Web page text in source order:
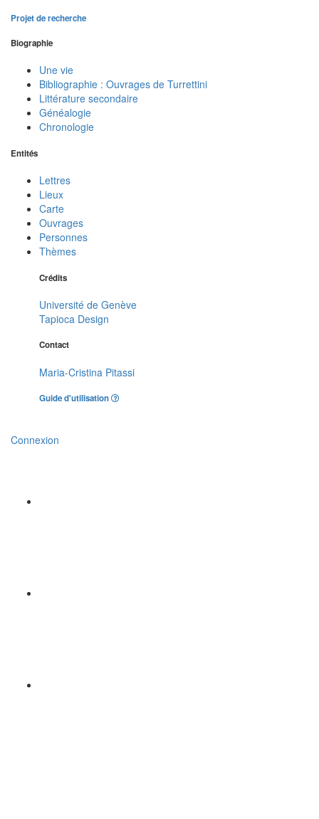
Projet de recherche
Biographie
Une vie
Bibliographie : Ouvrages de Turrettini
Littérature secondaire
Généalogie
Chronologie
Entités
Lettres
Lieux
Carte
Ouvrages
Personnes
Thèmes
Crédits
Université de Genève
Tapioca Design
Contact
Maria-Cristina Pitassi
Guide d'utilisation
Connexion